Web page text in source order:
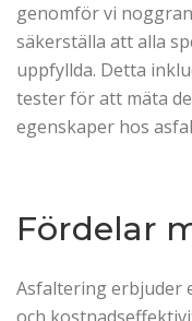
genomför vi
säkerställa att alla
uppfyllda. Detta
tester för att mäta
egenskaper hos
Fördelar
Asfaltering erbjuder